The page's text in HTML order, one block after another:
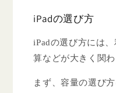
iPadの選び方
iPadの選び方には
算などが大きく関わ
まず、容量の選び